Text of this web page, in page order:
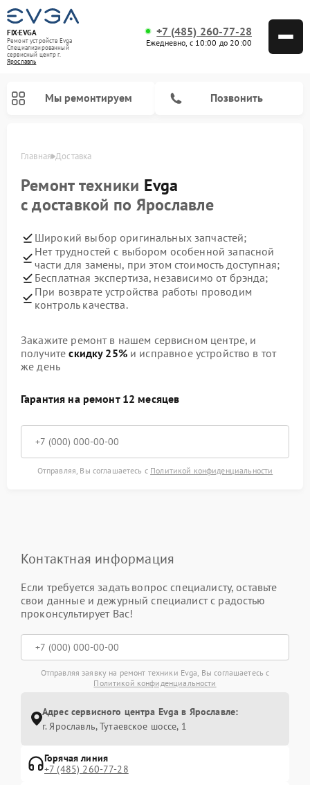
FIX-EVGA
Ремонт устройств Evga
Специализированный
cервисный центр г.
Ярославль
+7 (485) 260-77-28
Ежедневно, с 10:00 до 20:00
Мы ремонтируем Позвонить
Главная Доставка
Ремонт техники Evga
с доставкой по Ярославле
Широкий выбор оригинальных запчастей;
Нет трудностей с выбором особенной запасной
части для замены, при этом стоимость доступная;
Бесплатная экспертиза, независимо от брэнда;
При возврате устройства работы проводим
контроль качества.
Закажите ремонт в нашем сервисном центре, и
получитескидку 25%и исправное устройство в тот
же день
Гарантия на ремонт 12 месяцев
Отправляя, Вы соглашаетесь с Политикой конфиденциальности
Контактная информация
Если требуется задать вопрос специалисту, оставьте
свои данные и дежурный специалист с радостью
проконсультирует Вас!
Отправляя заявку на ремонт техники Evga, Вы соглашаетесь с
Политикой конфиденциальности
Адрес сервисного центра Evga в Ярославле:
г. Ярославль, Тутаевское шоссе, 1
Горячая линия
+7 (485) 260-77-28